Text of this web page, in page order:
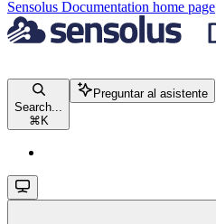
Sensolus Documentation home page
Search...
⌘ K
Preguntar al asistente